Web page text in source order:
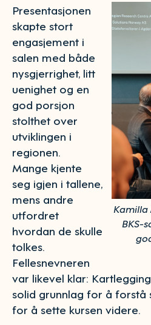
Kamilla
BKS-
Presentasjonen
skapte stort
engasjement i
salen med både
nysgjerrighet, litt
uenighet og en
god porsjon
stolthet over
utviklingen i
regionen.
Mange kjente
seg igjen i tallene,
mens andre
utfordret
hvordan de skulle
tolkes.
Fellesnevneren
var likevel klar:
solid grunnlag for å forstå
for å sette kursen videre.